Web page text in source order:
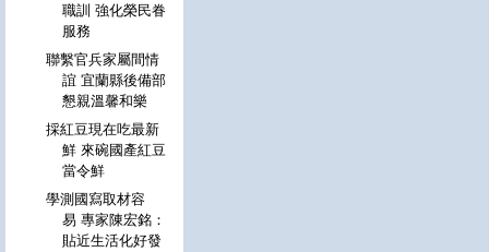
職訓 強化榮民眷
服務
聯繫官兵家屬間情
誼 宜蘭縣後備部
懇親溫馨和樂
採紅豆現在吃最新
鮮 來碗國產紅豆
當令鮮
學測國寫取材容
易 專家陳宏銘：
貼近生活化好發